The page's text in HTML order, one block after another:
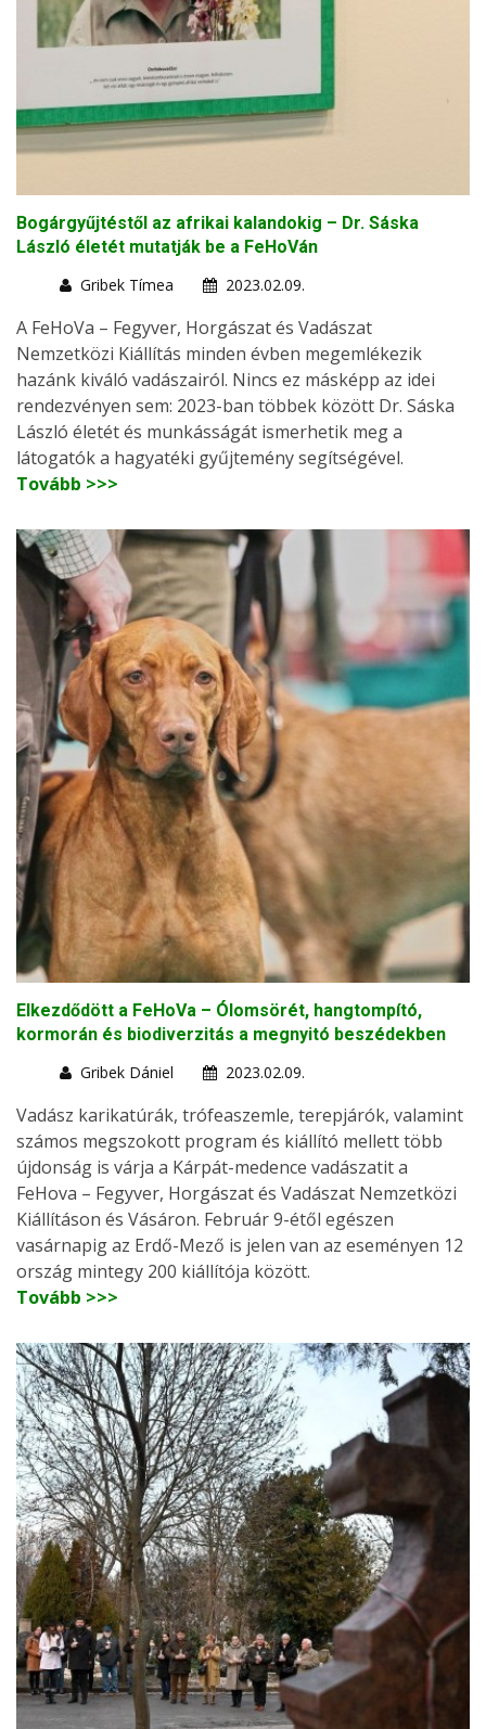
Bogárgyűjtéstől az afrikai kalandokig – Dr. Sáska
László életét mutatják be a FeHoVán
Gribek Tímea
2023.02.09.
A FeHoVa – Fegyver, Horgászat és Vadászat
Nemzetközi Kiállítás minden évben megemlékezik
hazánk kiváló vadászairól. Nincs ez másképp az idei
rendezvényen sem: 2023-ban többek között Dr. Sáska
László életét és munkásságát ismerhetik meg a
látogatók a hagyatéki gyűjtemény segítségével.
Tovább >>>
Elkezdődött a FeHoVa – Ólomsörét, hangtompító,
kormorán és biodiverzitás a megnyitó beszédekben
Gribek Dániel
2023.02.09.
Vadász karikatúrák, trófeaszemle, terepjárók, valamint
számos megszokott program és kiállító mellett több
újdonság is várja a Kárpát-medence vadászatit a
FeHova – Fegyver, Horgászat és Vadászat Nemzetközi
Kiállításon és Vásáron. Február 9-étől egészen
vasárnapig az Erdő-Mező is jelen van az eseményen 12
ország mintegy 200 kiállítója között.
Tovább >>>